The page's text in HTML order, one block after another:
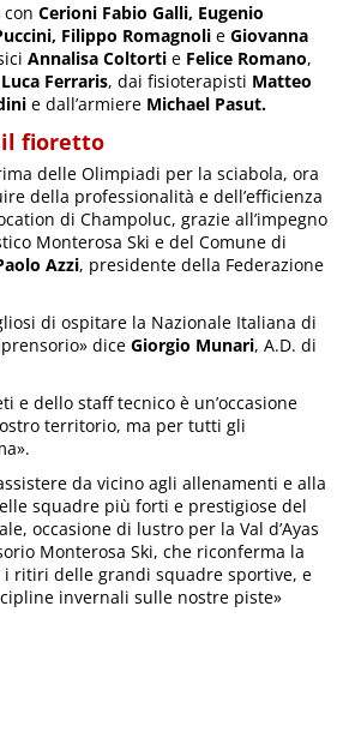
conCerioni Fabio Galli, Eugenio
Filippo Romagnoli eGiovanna
Annalisa Coltorti e Felice Romano,
Luca Ferraris, dai fisioterapisti Matteo
e dall’armiere Michael Pasut.
il fioretto
delle Olimpiadi per la sciabola, ora
della professionalità e dell’efficienza
di Champoluc, grazie all’impegno
Monterosa Ski e del Comune di
Azzi, presidente della Federazione
di ospitare la Nazionale Italiana di
dice Giorgio Munari, A.D. di
e dello staff tecnico è un’occasione
territorio, ma per tutti gli
da vicino agli allenamenti e alla
squadre più forti e prestigiose del
occasione di lustro per la Val d’Ayas
Monterosa Ski, che riconferma la
ritiri delle grandi squadre sportive, e
invernali sulle nostre piste»